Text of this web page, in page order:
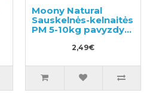
Moony Natural
Sauskelnės-kelnaitės
PM 5-10kg pavyzdys
2,49€